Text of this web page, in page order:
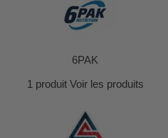
6PAK
1 produit Voir les produits